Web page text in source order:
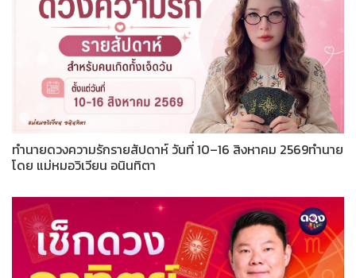
ทำนายดวงความรักรายสัปดาห์ วันที่ 10–16 สิงหาคม 2569ทำนาย
โดย แม่หมอวิเวียน อนินทิตา